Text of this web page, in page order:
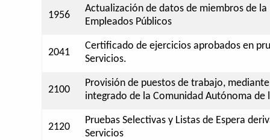
1956
Actualización de datos de miembros de
Empleados Públicos
2041
Certificado de ejercicios aprobados en
Servicios.
2100
Provisión de puestos de trabajo,
integrado de la Comunidad Autónoma de
2120
Pruebas Selectivas y Listas de Espera
Servicios